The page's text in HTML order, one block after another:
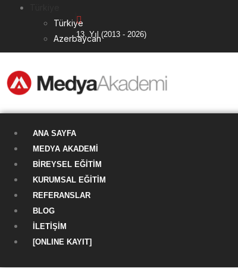
Türkiye
Azerbaycan13. Yıl (2013 - 2026)
ANA SAYFA
MEDYA AKADEMI
BIREYSEL EĞITIM
KURUMSAL EĞITIM
REFERANSLAR
BLOG
İLETIŞIM
[ONLINE KAYIT]